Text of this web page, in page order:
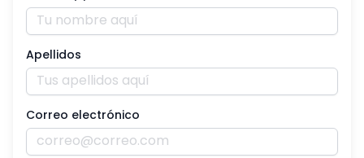
Apellidos
Correo electrónico